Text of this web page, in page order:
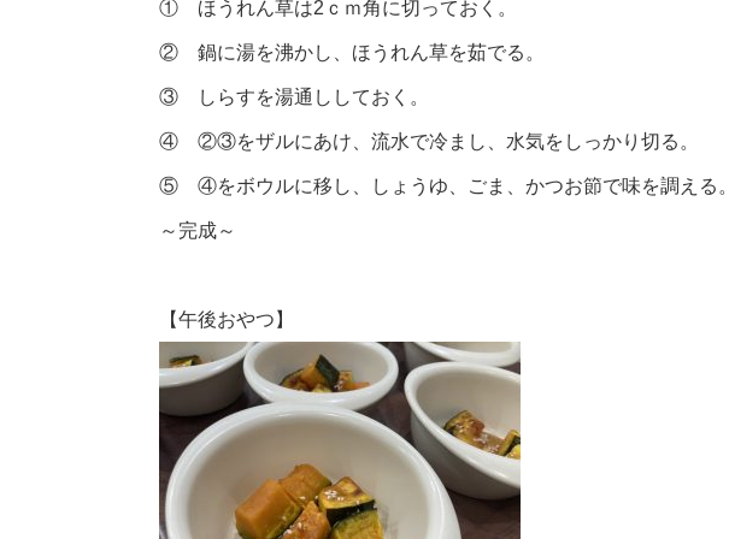
① ほうれん草は2ｃｍ角に切っておく。
② 鍋に湯を沸かし、ほうれん草を茹でる。
③ しらすを湯通ししておく。
④ ②③をザルにあけ、流水で冷まし、水気をしっかり切る。
⑤ ④をボウルに移し、しょうゆ、ごま、かつお節で味を調える。
～完成～
【午後おやつ】